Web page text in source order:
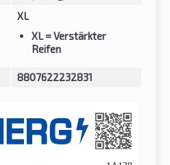
XL
XL= Verstärkter
Reifen
8807622232831